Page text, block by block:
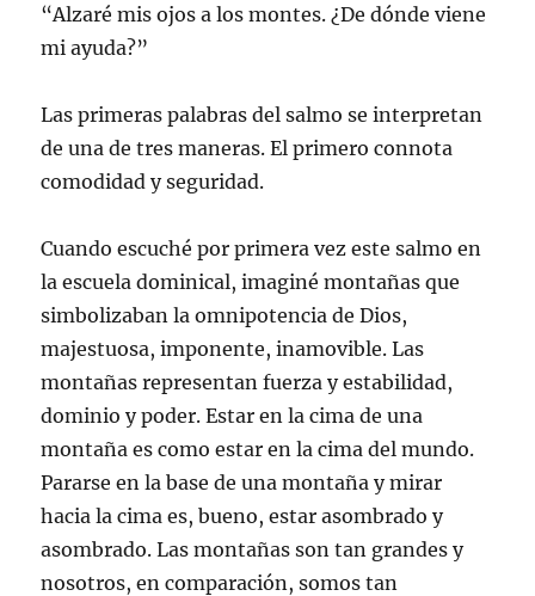
“Alzaré mis ojos a los montes. ¿De dónde viene
mi ayuda?”
Las primeras palabras del salmo se interpretan
de una de tres maneras. El primero connota
comodidad y seguridad.
Cuando escuché por primera vez este salmo en
la escuela dominical, imaginé montañas que
simbolizaban la omnipotencia de Dios,
majestuosa, imponente, inamovible. Las
montañas representan fuerza y estabilidad,
dominio y poder. Estar en la cima de una
montaña es como estar en la cima del mundo.
Pararse en la base de una montaña y mirar
hacia la cima es, bueno, estar asombrado y
asombrado. Las montañas son tan grandes y
nosotros, en comparación, somos tan